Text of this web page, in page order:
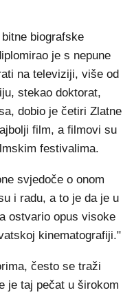
biografske
je s nepune
na televiziji, više od
stekao doktorat,
dobio je četiri Zlatne
film, a filmovi su
festivalima.
svjedoče o onom
i radu, a to je da je u
ostvario opus visoke
kinematografiji."
često se traži
je taj pečat u širokom